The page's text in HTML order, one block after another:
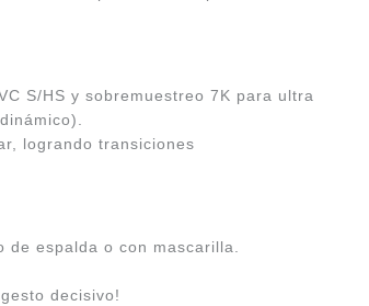
S/HS y sobremuestreo 7K para ultra
logrando transiciones
espalda o con mascarilla.
decisivo!